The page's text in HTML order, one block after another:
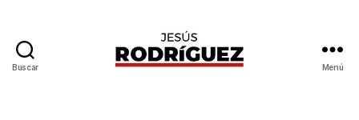
Buscar Menú